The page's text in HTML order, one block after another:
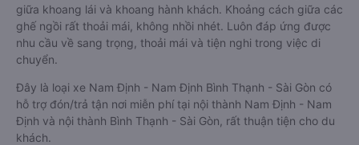
giữa khoang lái và khoang hành khách. Khoảng cách giữa các
ghế ngồi rất thoải mái, không nhồi nhét. Luôn đáp ứng được
nhu cầu về sang trọng, thoải mái và tiện nghi trong việc di
chuyển.
Đây là loại xe Nam Định - Nam Định Bình Thạnh - Sài Gòn có
hỗ trợ đón/trả tận nơi miễn phí tại nội thành Nam Định - Nam
Định và nội thành Bình Thạnh - Sài Gòn, rất thuận tiện cho du
khách.